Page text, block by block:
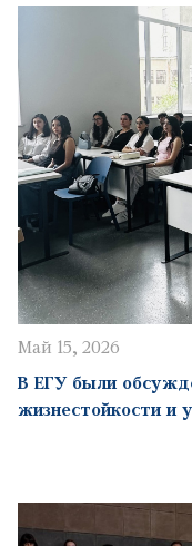
Май 15, 2026
В ЕГУ были
жизнестойкости и